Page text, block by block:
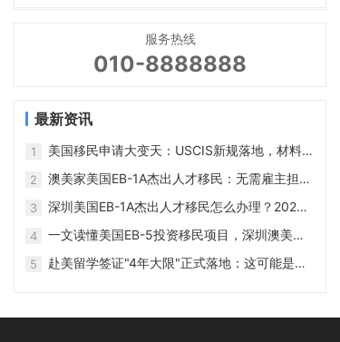
服务热线
010-8888888
最新资讯
1
美国移民申请大变天：USCIS新规落地，材料不
全直接拒！附三大应对策略
2
澳美家美国EB-1A杰出人才移民：无需雇主担
保，一步到位拿绿卡
3
深圳美国EB-1A杰出人才移民怎么办理？2026
流程怎么样？
4
一文读懂美国EB-5投资移民项目，深圳澳美家
深度解析
5
赴美留学签证"4年大限"正式落地：这可能是十